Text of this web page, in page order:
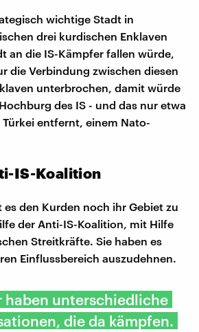
wichtige Stadt in
drei kurdischen Enklaven
an die IS-Kämpfer fallen würde,
die Verbindung zwischen diesen
unterbrochen, damit würde
des IS - und das nur etwa
entfernt, einem Nato-
IS-Koalition
den Kurden noch ihr Gebiet zu
der Anti-IS-Koalition, mit Hilfe
Streitkräfte. Sie haben es
Einflussbereich auszudehnen.
haben unterschiedliche
die da kämpfen.